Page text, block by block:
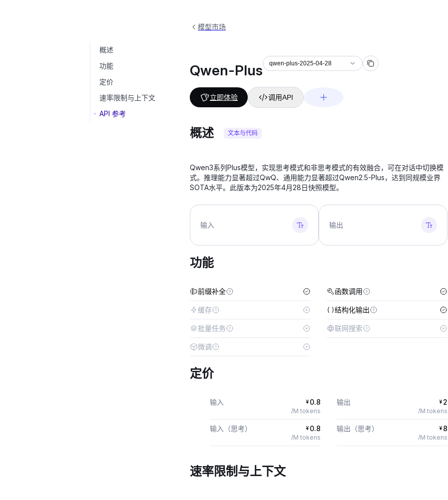
概述
功能
定价
速率限制与上下文
API 参考
模型市场
Qwen-Plus qwen-plus-2025-04-28
立即体验 调用API
概述 文本与代码
Qwen3系列Plus模型，实现思考模式和非思考模式的有效融合，可在对话中切换模
式。推理能力显著超过QwQ、通用能力显著超过Qwen2.5-Plus，达到同规模业界
SOTA水平。此版本为2025年4月28日快照模型。
输入 输出
功能
前缀补全 函数调用
缓存 结构化输出
批量任务 联网搜索
微调
定价
输入 ¥ 0.8
/M tokens
输出 ¥ 2
/M tokens
输入（思考） ¥ 0.8
/M tokens
输出（思考） ¥ 8
/M tokens
速率限制与上下文